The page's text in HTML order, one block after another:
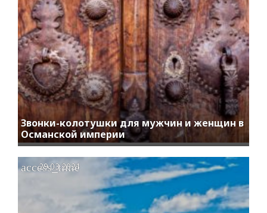
Звонки-колотушки для мужчин и женщин в
Османской империи
access_time
29.03.2021